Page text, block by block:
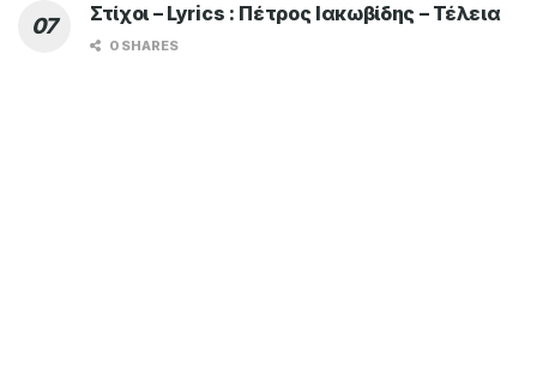
Στίχοι – Lyrics : Πέτρος Ιακωβίδης – Τέλεια
0 SHARES